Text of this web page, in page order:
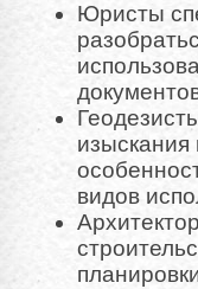
Юристы
изыскания
видов